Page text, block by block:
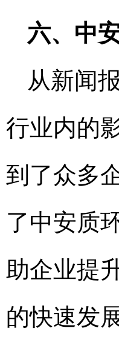
六、中
从新闻
行业内的
到了众多
了中安质
助企业提
的快速发展